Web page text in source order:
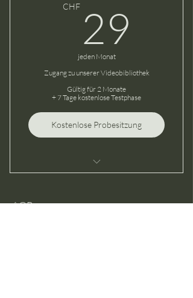
CHF 29
jeden Monat
Zugang zu unserer Videobibliothek
Gültig für 2 Monate
+ 7 Tage kostenlose Testphase
Kostenlose Probesitzung
Ich bin ein Vorteil
AGB